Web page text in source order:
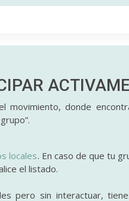
donde
locales. En caso de que tu
el listado.
pero sin interactuar,